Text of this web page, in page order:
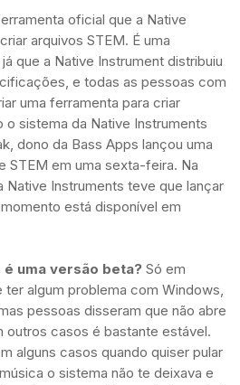
oficial que a Native
arquivos STEM. É uma
que a Native Instrument distribuiu
e todas as pessoas com
uma ferramenta para criar
o sistema da Native Instruments
dono da Bass Apps lançou uma
STEM em uma sexta-feira. Na
Instruments teve que lançar
está disponível em
uma versão beta? Só em
algum problema com Windows,
pessoas disseram que não abre
outros casos é bastante estável.
alguns casos quando quiser pular
o sistema não te deixava e